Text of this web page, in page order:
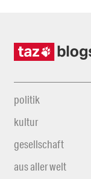
politik
kultur
gesellschaft
aus aller welt